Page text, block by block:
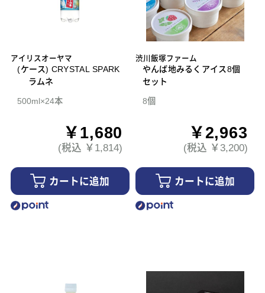
アイリスオーヤマ
(ケース) CRYSTAL SPARK
ラムネ
500ml×24本
￥1,680
(税込 ￥1,814)
カートに追加
渋川飯塚ファーム
やんば地みるくアイス8個
セット
8個
￥2,963
(税込 ￥3,200)
カートに追加